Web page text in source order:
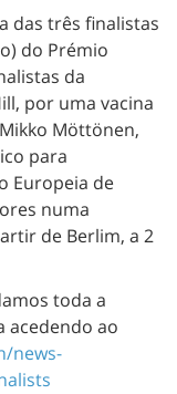
das três finalistas
do Prémio
da
por uma vacina
Möttönen​,
para
Europeia de
numa
de Berlim, a 2
toda a
acedendo ao
news-